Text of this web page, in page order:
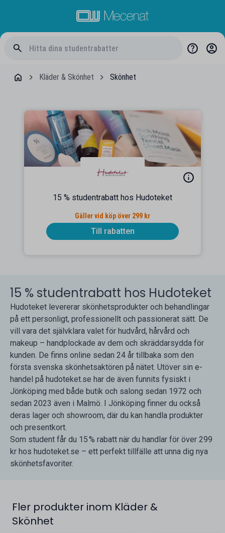
Kläder & Skönhet Skönhet
15 % studentrabatt hos Hudoteket
Gäller vid köp över 299 kr
Till rabatten
15 % studentrabatt hos Hudoteket
Hudoteket levererar skönhetsprodukter och behandlingar
på ett personligt, professionellt och passionerat sätt. De
vill vara det självklara valet för hudvård, hårvård och
makeup – handplockade av dem och skräddarsydda för
kunden. De finns online sedan 24 år tillbaka som den
första svenska skönhetsaktören på nätet. Utöver sin e-
handel på hudoteket.se har de även funnits fysiskt i
Jönköping med både butik och salong sedan 1972 och
sedan 2023 även i Malmö. I Jönköping finner du också
deras lager och showroom, där du kan handla produkter
och presentkort.
Som student får du 15 % rabatt när du handlar för över 299
kr hos hudoteket.se – ett perfekt tillfälle att unna dig nya
skönhetsfavoriter.
Fler produkter inom Kläder &
Skönhet